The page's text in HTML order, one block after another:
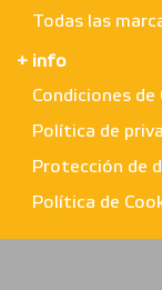
Todas las
+ info
Condiciones
Política de
Protección de
Política de